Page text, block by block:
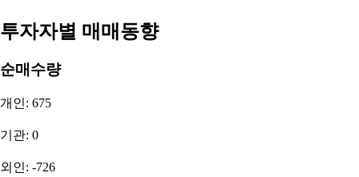
투자자별 매매동향
순매수량
개인: 675
기관: 0
외인: -726